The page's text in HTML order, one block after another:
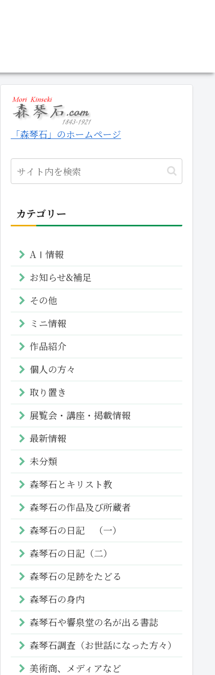
「森琴石」のホームページ
カテゴリー
AⅠ情報
お知らせ&補足
その他
ミニ情報
作品紹介
個人の方々
取り置き
展覧会・講座・掲載情報
最新情報
未分類
森琴石とキリスト教
森琴石の作品及び所蔵者
森琴石の日記 （一）
森琴石の日記（二）
森琴石の足跡をたどる
森琴石の身内
森琴石や響泉堂の名が出る書誌
森琴石調査（お世話になった方々）
美術商、メディアなど